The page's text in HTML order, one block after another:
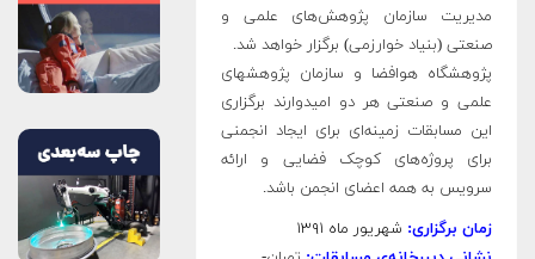
مدیریت سازمان پژوهش‌های علمی و
صنعتی (بنیاد خوارزمی) برگزار خواهد شد.
پژوهشگاه هوافضا و سازمان پژوهشهای
علمی و صنعتی هر دو امیدوارند برگزاری
این مسابقات زمینه‌ای برای ایجاد انجمنی
برای پروژه‌های کوچک فضایی و ارائه
سرویس به همه اعضای انجمن باشد.
زمان برگزاری: شهریور ماه ۱۳۹۱